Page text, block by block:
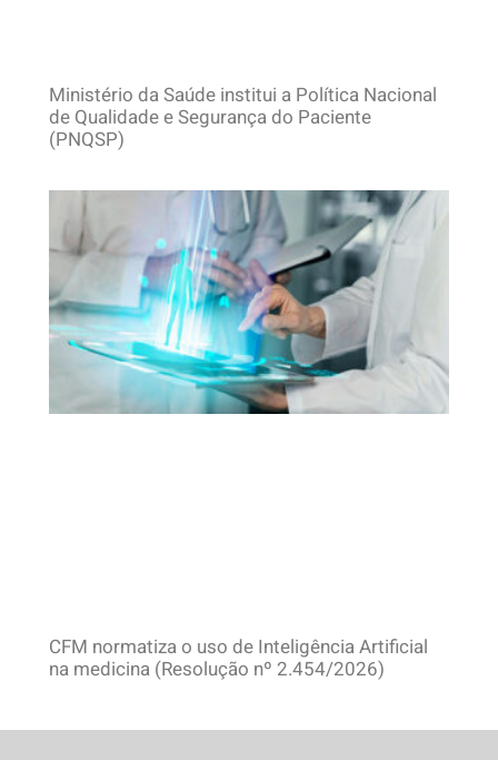
Ministério da Saúde institui a Política Nacional
de Qualidade e Segurança do Paciente
(PNQSP)
CFM normatiza o uso de Inteligência Artificial
na medicina (Resolução nº 2.454/2026)